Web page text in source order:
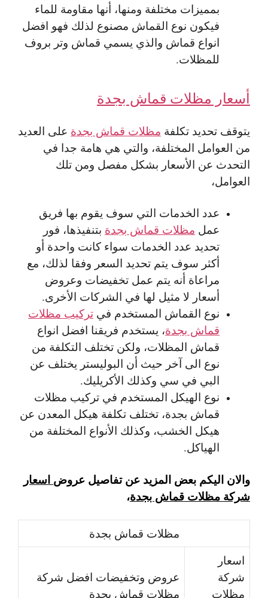
بمميزات مختلفة ومنها، أنها مقاومة للماء
فيكون نوع القماش مصنوع لذلك فهو افضل
انواع قماش والذي يسمي قماش وتر بروف
للمظلات.
أسعار مظلات قماش بجدة
يتوقف تحديد تكلفة مظلات قماش بجدة على العديد
من العوامل المختلفة، والتي هي هامة جدا في
التحدث عن الأسعار بشكل مفصل ومن تلك
العوامل،
عدد الخدمات التي سوف يقوم بها فريق
عمل مظلات قماش بجدة بتنفيذها، فور
تحديد عدد الخدمات سواء كانت واحدة أو
أكثر سوف يتم تحديد السعر وفقا لذلك، مع
مراعاة أنه يتم عمل تخفيضات وعروض
أسعار لا مثيل لها في الشركات الأخرى.
نوع القماش المستخدم في تركيب مظلات
قماش بجدة، يستخدم فريقنا افضل انواع
قماش المظلات، ولكن تختلف التكلفة من
نوع الى آخر حيث أن البوليستر يختلف عن
البي في سي وكذلك الأكريليك.
نوع الهيكل المستخدم في تركيب مظلات
قماش بجدة، تختلف تكلفة هيكل المعدن عن
هيكل الخشب، وكذلك الأنواع المختلفة من
الهياكل.
والان اليكم بعض المزيد عن تفاصيل عروض اسعار
شركة مظلات قماش بجدة،
مظلات قماش بجدة
عروض وتخفيضات افضل شركة
مظلات قماش بجدة
اسعار
شركة
مظلات